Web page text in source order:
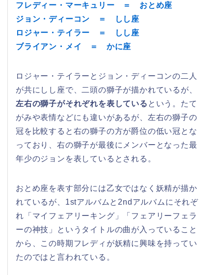
フレディー・マーキュリー ＝ おとめ座
ジョン・ディーコン ＝ しし座
ロジャー・テイラー ＝ しし座
ブライアン・メイ ＝ かに座
ロジャー・テイラーとジョン・ディーコンの二人
が共にしし座で、二頭の獅子が描かれているが、
左右の獅子がそれぞれを表している という。たて
がみや表情などにも違いがあるが、左右の獅子の
冠を比較すると右の獅子の方が爵位の低い冠とな
っており、右の獅子が最後にメンバーとなった最
年少のジョンを表しているとされる。
おとめ座を表す部分には乙女ではなく妖精が描か
れているが、1stアルバムと2ndアルバムにそれぞ
れ「マイフェアリーキング」「フェアリーフェラ
ーの神技」というタイトルの曲が入っていること
から、この時期フレディが妖精に興味を持ってい
たのではと言われている。